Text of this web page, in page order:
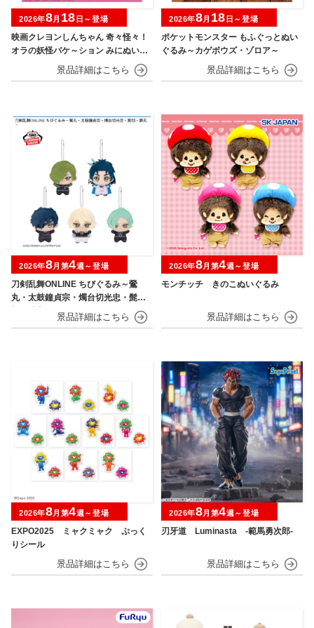
映画クレヨンしんちゃん 奇々怪々！
オラの妖怪バケ～ション みにぬいぐ
2026年8月 18 日～登場
ポケットモンスター もふぐっとぬい
ぐるみ～カゲボウズ・ゾロア～
2026年8月 18 日～登場
刀剣乱舞ONLINE ちびぐるみ～鶯
丸・太鼓鐘貞宗・燭台切光忠・髭
2026年8月第4週～登場
モンチッチ きのこぬいぐるみ
2026年8月第4週～登場
EXPO2025 ミャクミャク ぷっく
りシール
2026年8月第4週～登場
刃牙道 Luminasta ‐範馬勇次郎‐
2026年8月第4週～登場